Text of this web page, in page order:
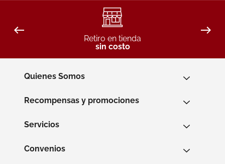
Retiro en tienda
sin costo
Quienes Somos
Recompensas y promociones
Servicios
Convenios